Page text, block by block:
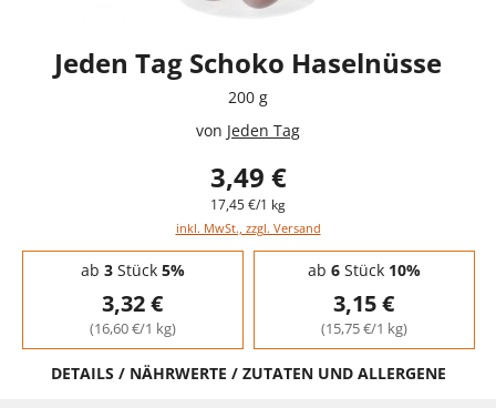
Jeden Tag Schoko Haselnüsse
200 g
von Jeden Tag
3,49 €
17,45 €/1 kg
inkl. MwSt., zzgl. Versand
Staffelpreise - Mengenrabatt
ab 3Stück 5%
3,32 €
(16,60 €/1 kg)
ab 6Stück 10%
3,15 €
(15,75 €/1 kg)
DETAILS / NÄHRWERTE / ZUTATEN UND ALLERGENE